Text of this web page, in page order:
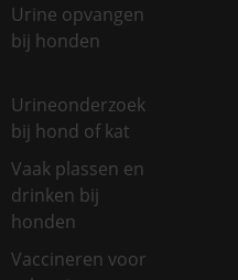
Urine opvangen
bij honden
Urineonderzoek
bij hond of kat
Vaak plassen en
drinken bij
honden
Vaccineren voor